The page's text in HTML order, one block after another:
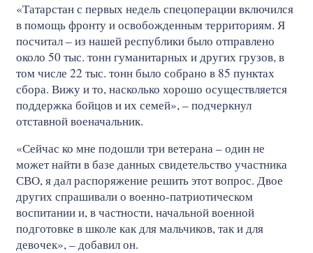
«Татарстан с первых недель спецоперации включился
в помощь фронту и освобожденным территориям. Я
посчитал – из нашей республики было отправлено
около 50 тыс. тонн гуманитарных и других грузов, в
том числе 22 тыс. тонн было собрано в 85 пунктах
сбора. Вижу и то, насколько хорошо осуществляется
поддержка бойцов и их семей», – подчеркнул
отставной военачальник.
«Сейчас ко мне подошли три ветерана – один не
может найти в базе данных свидетельство участника
СВО, я дал распоряжение решить этот вопрос. Двое
других спрашивали о военно-патриотическом
воспитании и, в частности, начальной военной
подготовке в школе как для мальчиков, так и для
девочек», – добавил он.